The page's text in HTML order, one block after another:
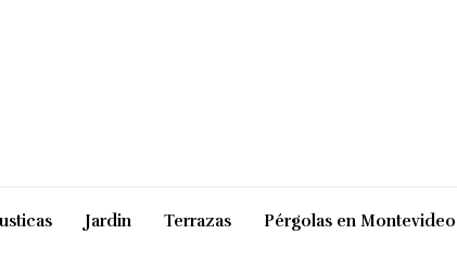
Jardin Terrazas Pérgolas en Montevideo